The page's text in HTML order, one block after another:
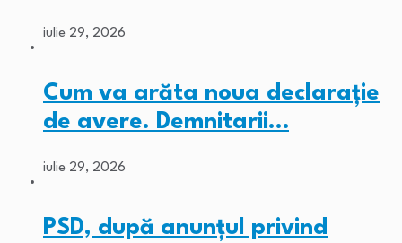
iulie 29, 2026
Cum va arăta noua declarație
de avere. Demnitarii…
iulie 29, 2026
PSD, după anunțul privind